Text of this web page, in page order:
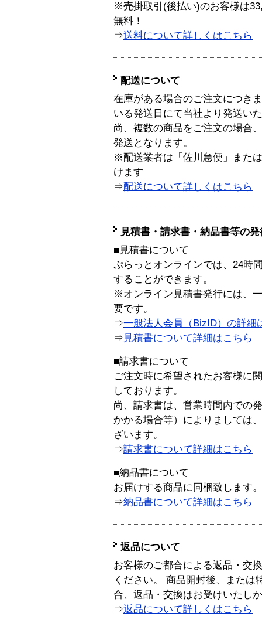
※売掛取引(後払い)のお客様は
無料！
⇒送料について詳しくはこちら
配送について
在庫がある場合のご注文につき
いる発送日にて当社より発送い
尚、複数の商品をご注文の場合
発送となります。
※配送業者は「佐川急便」また
けます
⇒配送について詳しくはこちら
見積書・請求書・納品書等の
■見積書について
ぷらっとオンラインでは、24時
することができます。
※オンライン見積書発行には、
要です。
⇒一般法人会員（BizID）の詳細
⇒ 見積書について詳細はこちら
■請求書について
ご注文時に希望されたお客様に
しております。
尚、請求書は、営業時間内での
かかる場合等）によりましては
ざいます。
⇒請求書について詳細はこちら
■納品書について
お届けする商品に同梱致します。
⇒納品書について詳細はこちら
返品について
お客様のご都合による返品・交
ください。 商品開封後、または
合、返品・交換はお受けいたし
⇒返品について詳しくはこちら